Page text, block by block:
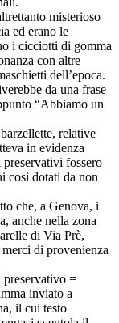
misterioso
ed erano le
i cicciotti di gomma
con altre
dell’epoca.
da una frase
“Abbiamo un
relative
in evidenza
fossero
così dotati da non
che, a Genova, i
anche nella zona
di Via Prè,
di provenienza
=
inviato a
il cui testo